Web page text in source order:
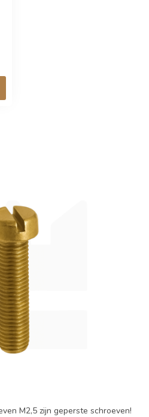
M2,5 zijn geperste schroeven!